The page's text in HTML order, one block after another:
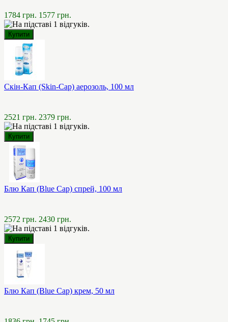
1784 грн. 1577 грн.
Скін-Кап (Skin-Cap) аерозоль, 100 мл
2521 грн. 2379 грн.
Блю Кап (Blue Cap) спрей, 100 мл
2572 грн. 2430 грн.
Блю Кап (Blue Cap) крем, 50 мл